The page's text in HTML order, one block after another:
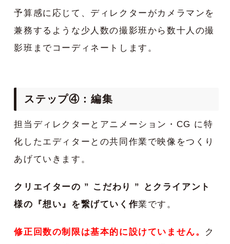
予算感に応じて、ディレクターがカメラマンを
兼務するような少人数の撮影班から数十人の撮
影班までコーディネートします。
ステップ④：編集
担当ディレクターとアニメーション・CG に特
化したエディターとの共同作業で映像をつくり
あげていきます。
クリエイターの ” こだわり ” とクライアント
様の『想い』を繋げていく作業です。
修正回数の制限は基本的に設けていません。 ク